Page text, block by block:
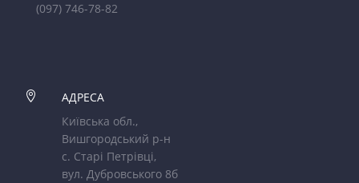
(097) 746-78-82

АДРЕСА
Київська обл.,
Вишгородський р-н
с. Старі Петрівці,
вул. Дубровського 8б